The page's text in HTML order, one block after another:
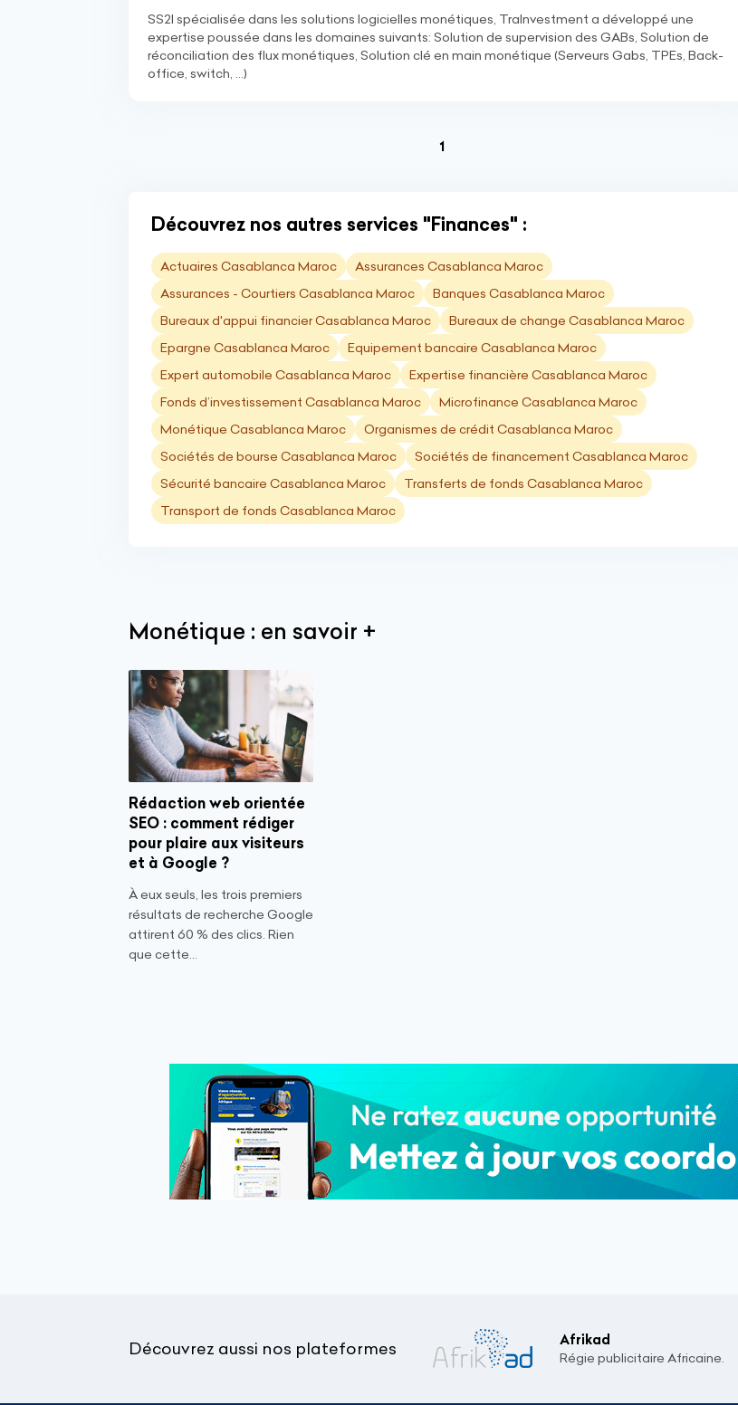
SS2I spécialisée dans les solutions logicielles monétiques, TraInvestment a développé une
expertise poussée dans les domaines suivants: Solution de supervision des GABs, Solution de
réconciliation des flux monétiques, Solution clé en main monétique (Serveurs Gabs, TPEs, Back-
office, switch, ...)
1(current)
Découvrez nos autres services "Finances" :
Actuaires Casablanca Maroc
Assurances Casablanca Maroc
Assurances - Courtiers Casablanca Maroc
Banques Casablanca Maroc
Bureaux d'appui financier Casablanca Maroc
Bureaux de change Casablanca Maroc
Epargne Casablanca Maroc
Equipement bancaire Casablanca Maroc
Expert automobile Casablanca Maroc
Expertise financière Casablanca Maroc
Fonds d’investissement Casablanca Maroc
Microfinance Casablanca Maroc
Monétique Casablanca Maroc
Organismes de crédit Casablanca Maroc
Sociétés de bourse Casablanca Maroc
Sociétés de financement Casablanca Maroc
Sécurité bancaire Casablanca Maroc
Transferts de fonds Casablanca Maroc
Transport de fonds Casablanca Maroc
Monétique : en savoir +
Rédaction web orientée
SEO : comment rédiger
pour plaire aux visiteurs
et à Google ?
À eux seuls, les trois premiers
résultats de recherche Google
attirent 60 % des clics. Rien
que cette...
Découvrez aussi nos plateformes
Afrikad
Régie publicitaire Africaine.